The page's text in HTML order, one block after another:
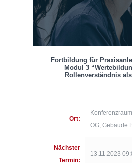
Fortbildung für
Modul 3
Rollenverständnis
Ort:
OG, Gebäude
Nächster
Termin:
13.11.2023